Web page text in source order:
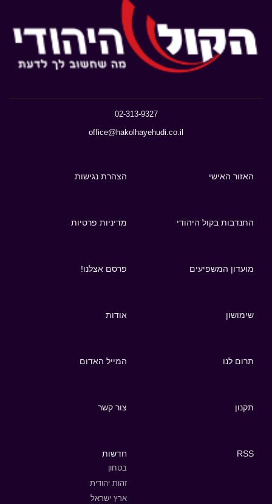
02-313-9327
office@hakolhayehudi.co.il
האזור האישי הצהרת נגישות
התנדבות בקול היהודי מדיניות פרטיות
מועדון המשפיעים פרסם אצלנו!
שימושון אודות
תרום לנו המייל האדום
תקנון צור קשר
RSS חדשות
בטחון
זהות יהודית
ארץ ישראל